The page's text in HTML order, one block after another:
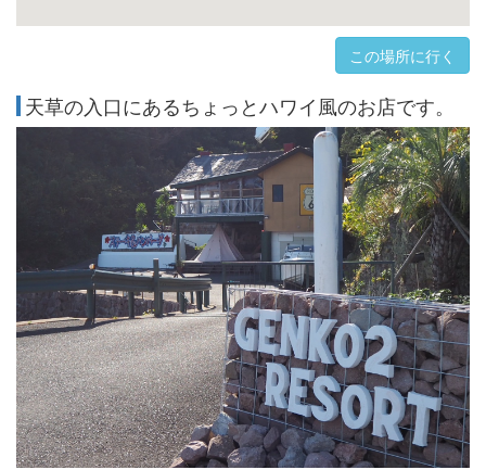
この場所に行く
天草の入口にあるちょっとハワイ風のお店です。